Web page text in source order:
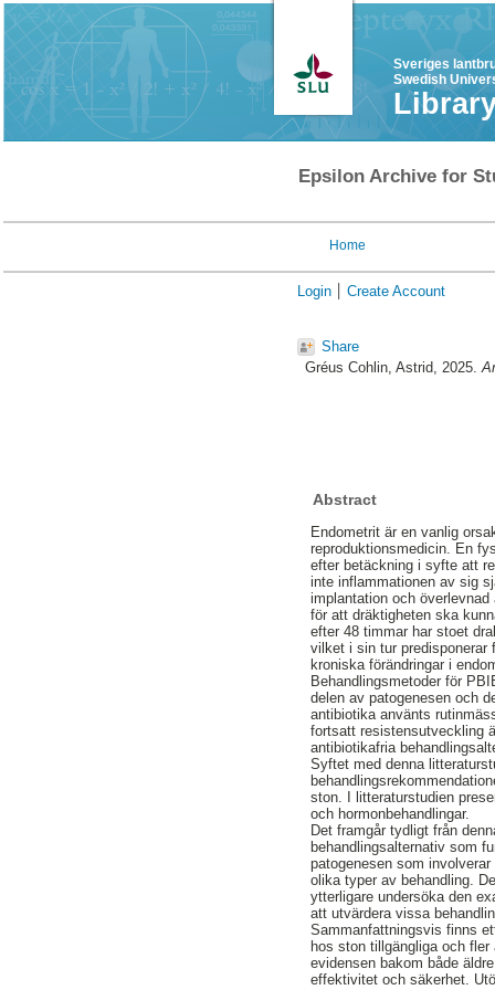
Sveriges
Swedish
Epsilon Archive for
Home
Login Create Account
Share
Gréus Cohlin, Astrid, 2025.
Abstract
Endometrit är en vanlig
reproduktionsmedicin. En
efter betäckning i syfte att
inte inflammationen av sig
implantation och
för att dräktigheten ska
efter 48 timmar har stoet
vilket i sin tur predisponerar
kroniska förändringar i
Behandlingsmetoder för
delen av patogenesen och
antibiotika använts
fortsatt resistensutveckling
antibiotikafria
Syftet med denna
ston. I litteraturstudien
och hormonbehandlingar.
Det framgår tydligt från
behandlingsalternativ som
patogenesen som
olika typer av behandling.
ytterligare undersöka den
att utvärdera vissa
Sammanfattningsvis finns
hos ston tillgängliga och
evidensen bakom både
effektivitet och säkerhet.